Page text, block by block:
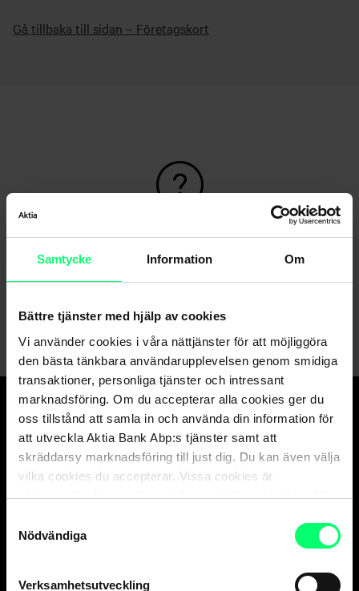
Samtycke Information Om
Bättre tjänster med hjälp av cookies
Vi använder cookies i våra nättjänster för att möjliggöra
den bästa tänkbara användarupplevelsen genom smidiga
transaktioner, personliga tjänster och intressant
marknadsföring. Om du accepterar alla cookies ger du
oss tillstånd att samla in och använda din information för
att utveckla Aktia Bank Abp:s tjänster samt att
skräddarsy marknadsföring till just dig. Du kan även välja
vilka cookies du accepterar. Vissa cookies är
obligatoriska för att säkerställa en pålitlig och säker drift
Nödvändiga
Verksamhetsutveckling
Gå tillbaka till sidan – Företagskort
Hittar du inte det du söker?
Kundservice
Den goda banken.
Och suveräna
kapitalförvaltaren.
Kundservice